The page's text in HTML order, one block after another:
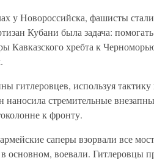
у Новороссийска, фашисты
Кубани была задача:
Кавказского хребта к
гитлеровцев, используя
наносила стремительные
к фронту.
саперы взорвали все
основном, воевали. Гитлеровцы